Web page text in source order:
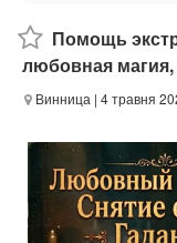
Помощь
любовная
Винница | 4 травня